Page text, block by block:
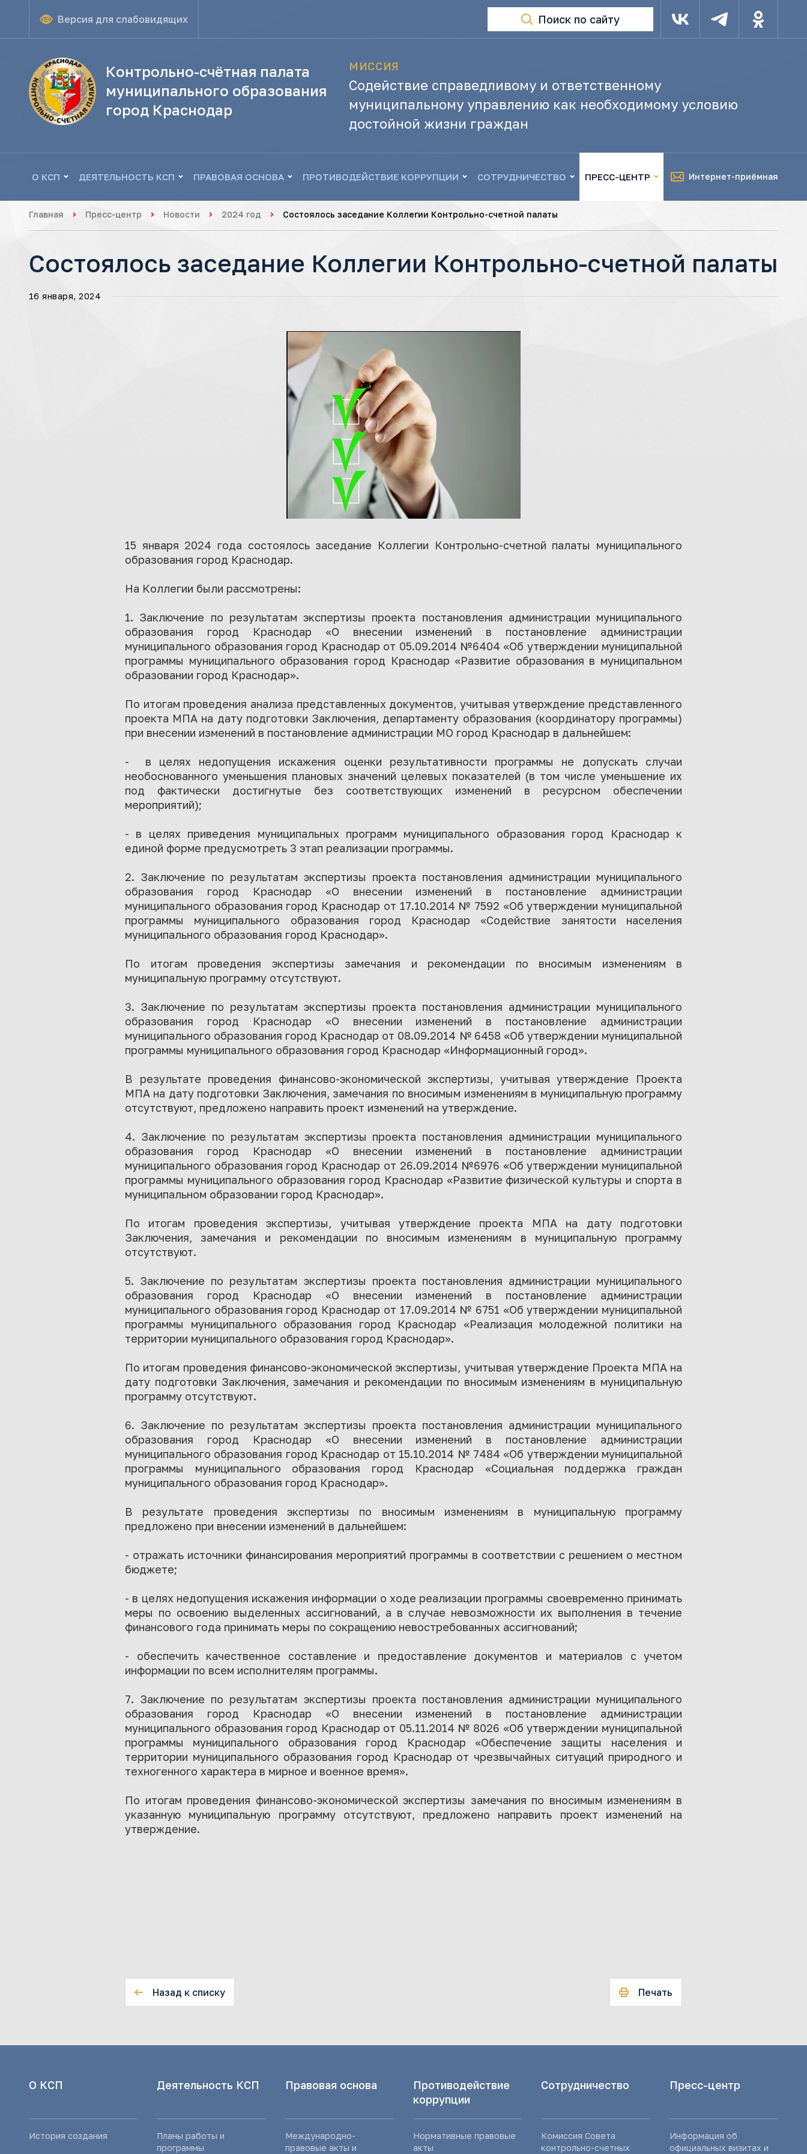
Версия для слабовидящих Поиск по сайту
Контрольно-счётная палата
муниципального образования
город Краснодар
МИССИЯ
Содействие справедливому и ответственному
муниципальному управлению как необходимому условию
достойной жизни граждан
О КСП ДЕЯТЕЛЬНОСТЬ КСП ПРАВОВАЯ ОСНОВА ПРОТИВОДЕЙСТВИЕ КОРРУПЦИИ СОТРУДНИЧЕСТВО ПРЕСС-ЦЕНТР Интернет-приёмная
Главная Пресс-центр Новости 2024 год Состоялось заседание Коллегии Контрольно-счетной палаты
Состоялось заседание Коллегии Контрольно-счетной палаты
16 января, 2024
15 января 2024 года состоялось заседание Коллегии Контрольно-счетной палаты муниципального
образования город Краснодар.
На Коллегии были рассмотрены:
1. Заключение по результатам экспертизы проекта постановления администрации муниципального
образования город Краснодар «О внесении изменений в постановление администрации
муниципального образования город Краснодар от 05.09.2014 №6404 «Об утверждении муниципальной
программы муниципального образования город Краснодар «Развитие образования в муниципальном
образовании город Краснодар».
По итогам проведения анализа представленных документов, учитывая утверждение представленного
проекта МПА на дату подготовки Заключения, департаменту образования (координатору программы)
при внесении изменений в постановление администрации МО город Краснодар в дальнейшем:
- в целях недопущения искажения оценки результативности программы не допускать случаи
необоснованного уменьшения плановых значений целевых показателей (в том числе уменьшение их
под фактически достигнутые без соответствующих изменений в ресурсном обеспечении
мероприятий);
- в целях приведения муниципальных программ муниципального образования город Краснодар к
единой форме предусмотреть 3 этап реализации программы.
2. Заключение по результатам экспертизы проекта постановления администрации муниципального
образования город Краснодар «О внесении изменений в постановление администрации
муниципального образования город Краснодар от 17.10.2014 № 7592 «Об утверждении муниципальной
программы муниципального образования город Краснодар «Содействие занятости населения
муниципального образования город Краснодар».
По итогам проведения экспертизы замечания и рекомендации по вносимым изменениям в
муниципальную программу отсутствуют.
3. Заключение по результатам экспертизы проекта постановления администрации муниципального
образования город Краснодар «О внесении изменений в постановление администрации
муниципального образования город Краснодар от 08.09.2014 № 6458 «Об утверждении муниципальной
программы муниципального образования город Краснодар «Информационный город».
В результате проведения финансово-экономической экспертизы, учитывая утверждение Проекта
МПА на дату подготовки Заключения, замечания по вносимым изменениям в муниципальную программу
отсутствуют, предложено направить проект изменений на утверждение.
4. Заключение по результатам экспертизы проекта постановления администрации муниципального
образования город Краснодар «О внесении изменений в постановление администрации
муниципального образования город Краснодар от 26.09.2014 №6976 «Об утверждении муниципальной
программы муниципального образования город Краснодар «Развитие физической культуры и спорта в
муниципальном образовании город Краснодар».
По итогам проведения экспертизы, учитывая утверждение проекта МПА на дату подготовки
Заключения, замечания и рекомендации по вносимым изменениям в муниципальную программу
отсутствуют.
5. Заключение по результатам экспертизы проекта постановления администрации муниципального
образования город Краснодар «О внесении изменений в постановление администрации
муниципального образования город Краснодар от 17.09.2014 № 6751 «Об утверждении муниципальной
программы муниципального образования город Краснодар «Реализация молодежной политики на
территории муниципального образования город Краснодар».
По итогам проведения финансово-экономической экспертизы, учитывая утверждение Проекта МПА на
дату подготовки Заключения, замечания и рекомендации по вносимым изменениям в муниципальную
программу отсутствуют.
6. Заключение по результатам экспертизы проекта постановления администрации муниципального
образования город Краснодар «О внесении изменений в постановление администрации
муниципального образования город Краснодар от 15.10.2014 № 7484 «Об утверждении муниципальной
программы муниципального образования город Краснодар «Социальная поддержка граждан
муниципального образования город Краснодар».
В результате проведения экспертизы по вносимым изменениям в муниципальную программу
предложено при внесении изменений в дальнейшем:
- отражать источники финансирования мероприятий программы в соответствии с решением о местном
бюджете;
- в целях недопущения искажения информации о ходе реализации программы своевременно принимать
меры по освоению выделенных ассигнований, а в случае невозможности их выполнения в течение
финансового года принимать меры по сокращению невостребованных ассигнований;
- обеспечить качественное составление и предоставление документов и материалов с учетом
информации по всем исполнителям программы.
7. Заключение по результатам экспертизы проекта постановления администрации муниципального
образования город Краснодар «О внесении изменений в постановление администрации
муниципального образования город Краснодар от 05.11.2014 № 8026 «Об утверждении муниципальной
программы муниципального образования город Краснодар «Обеспечение защиты населения и
территории муниципального образования город Краснодар от чрезвычайных ситуаций природного и
техногенного характера в мирное и военное время».
По итогам проведения финансово-экономической экспертизы замечания по вносимым изменениям в
указанную муниципальную программу отсутствуют, предложено направить проект изменений на
утверждение.
Назад к списку Печать
О КСП
История создания
Деятельность КСП
Планы работы и
программы
Правовая основа
Международно-
правовые акты и
Противодействие
коррупции
Нормативные правовые
акты
Сотрудничество
Комиссия Совета
контрольно-счетных
Пресс-центр
Информация об
официальных визитах и